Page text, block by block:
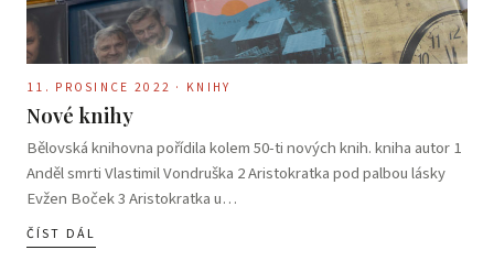
11. PROSINCE 2022 · KNIHY
Nové knihy
Bělovská knihovna pořídila kolem 50-ti nových knih. kniha autor 1
Anděl smrti Vlastimil Vondruška 2 Aristokratka pod palbou lásky
Evžen Boček 3 Aristokratka u…
ČÍST DÁL